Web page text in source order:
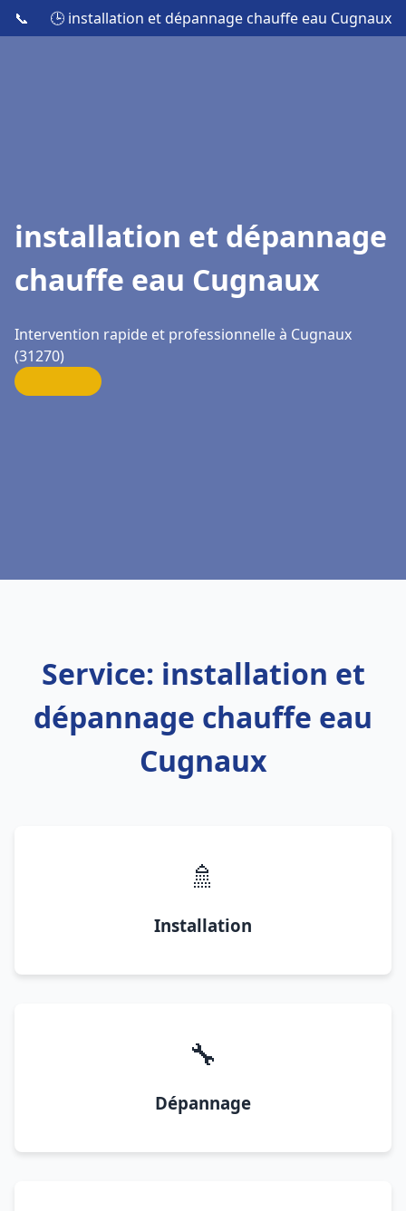
📞 🕒 installation et dépannage chauffe eau Cugnaux
installation et dépannage
chauffe eau Cugnaux
Intervention rapide et professionnelle à Cugnaux
(31270)
Service: installation et
dépannage chauffe eau
Cugnaux
🚿
Installation
🔧
Dépannage